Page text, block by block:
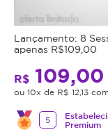
Lançamento: 8
apenas R$109,00
R$ 109,00
ou 10x de R$ 12,13
5
Premium